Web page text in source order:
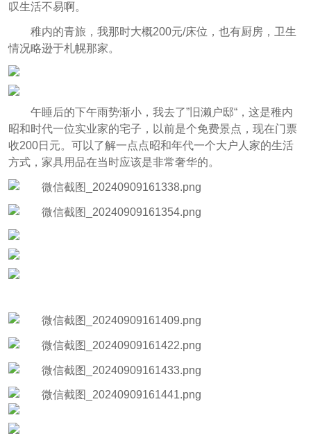
叹生活不易啊。
稚内的青旅，我那时大概200元/床位，也有厨房，卫生
情况略逊于札幌那家。
午睡后的下午雨势渐小，我去了”旧濑户邸“，这是稚内
昭和时代一位实业家的宅子，以前是个免费景点，现在门票
收200日元。可以了解一点点昭和年代一个大户人家的生活
方式，家具用品在当时应该是非常奢华的。